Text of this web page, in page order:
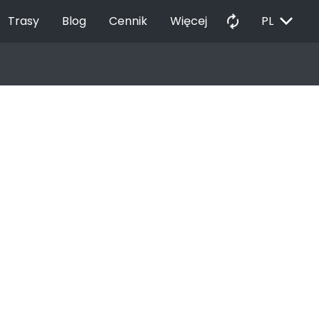
Trasy Blog Cennik Więcej autorenew PL EXPAND_MORE